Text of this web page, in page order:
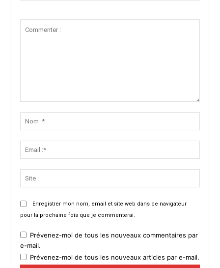
Enregistrer mon nom, email et site web dans ce navigateur
pour la prochaine fois que je commenterai.
Prévenez-moi de tous les nouveaux commentaires par
e-mail.
Prévenez-moi de tous les nouveaux articles par e-mail.